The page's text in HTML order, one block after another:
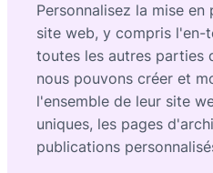
Personnalisez la mise
site web, y compris l'en-
toutes les autres parties
nous pouvons créer et
l'ensemble de leur site
uniques, les pages
publications